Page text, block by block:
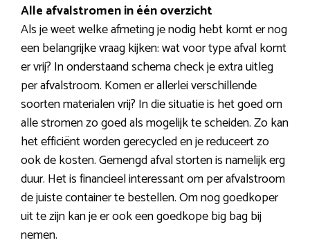
Alle afvalstromen in één overzicht
Als je weet welke afmeting je nodig hebt komt er nog
een belangrijke vraag kijken: wat voor type afval komt
er vrij? In onderstaand schema check je extra uitleg
per afvalstroom. Komen er allerlei verschillende
soorten materialen vrij? In die situatie is het goed om
alle stromen zo goed als mogelijk te scheiden. Zo kan
het efficiënt worden gerecycled en je reduceert zo
ook de kosten. Gemengd afval storten is namelijk erg
duur. Het is financieel interessant om per afvalstroom
de juiste container te bestellen. Om nog goedkoper
uit te zijn kan je er ook een goedkope big bag bij
nemen.